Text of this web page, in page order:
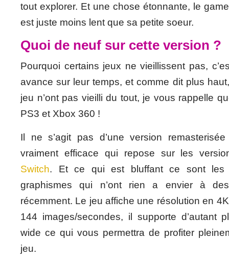
tout explorer. Et une chose étonnante, le
est juste moins lent que sa petite soeur.
Quoi de neuf sur cette version ?
Pourquoi certains jeux ne vieillissent pas,
avance sur leur temps, et comme dit plus
jeu n’ont pas vieilli du tout, je vous rappelle
PS3 et Xbox 360 !
Il ne s’agit pas d’une version
vraiment efficace qui repose sur les
Switch. Et ce qui est bluffant ce sont les
graphismes qui n’ont rien a envier à
récemment. Le jeu affiche une résolution en
144 images/secondes, il supporte d’autant
wide ce qui vous permettra de profiter
jeu.